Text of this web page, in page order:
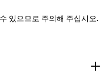
있으므로 주의해 주십시오.